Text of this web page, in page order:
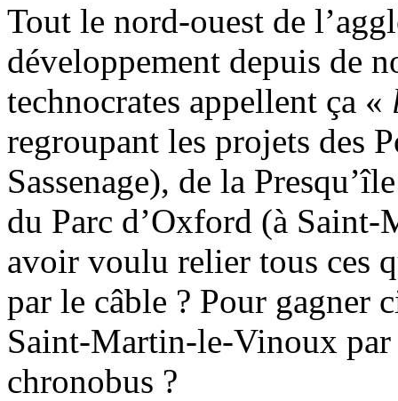
Tout le nord-ouest de
développement depuis de
technocrates appellent ça «
regroupant les projets des
Sassenage), de la
du Parc d’Oxford (à
avoir voulu relier tous ces
par le câble ? Pour gagner
Saint-Martin-le-Vinoux par
chronobus ?